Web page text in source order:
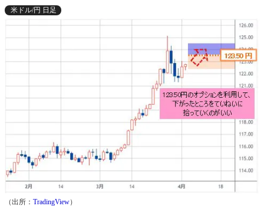
米ドル/円 日足
（出所： TradingView）